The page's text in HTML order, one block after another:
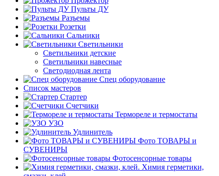
Пульты ДУ
Разъемы
Розетки
Сальники
Светильники
Светильники детские
Светильники навесные
Светодиодная лента
Спец оборудование
Список мастеров
Стартер
Счетчики
Термореле и термостаты
УЗО
Удлинитель
Фото ТОВАРЫ и
СУВЕНИРЫ
Фотосенсорные товары
Химия герметики,